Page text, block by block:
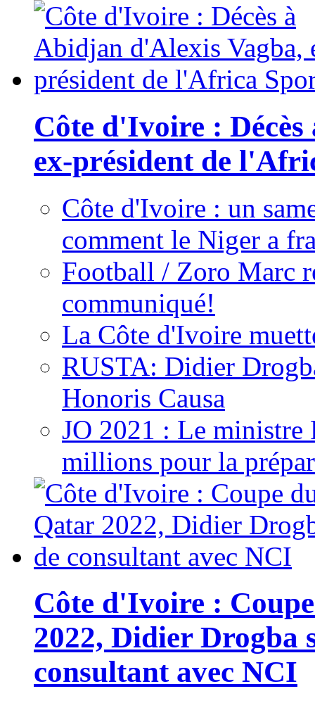
Côte d'Ivoire :
ex-président de
Côte d'Ivoire : un
comment le Niger a
Football / Zoro Marc
communiqué!
La Côte d'Ivoire
RUSTA: Didier
Honoris Causa
JO 2021 : Le ministre
millions pour la
Côte d'Ivoire :
2022, Didier Drogba
consultant avec NCI